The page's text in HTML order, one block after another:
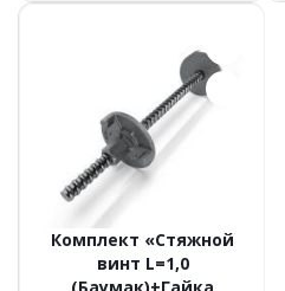
Комплект «Стяжной
винт L=1,0